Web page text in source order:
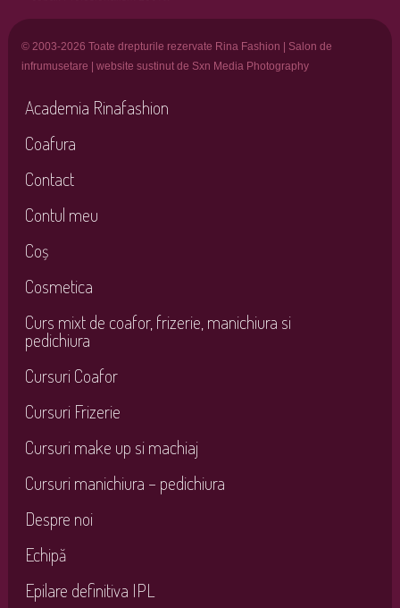
© 2003-2026 Toate drepturile rezervate Rina Fashion | Salon de
infrumusetare | website sustinut de Sxn Media Photography
Academia Rinafashion
Coafura
Contact
Contul meu
Coș
Cosmetica
Curs mixt de coafor, frizerie, manichiura si
pedichiura
Cursuri Coafor
Cursuri Frizerie
Cursuri make up si machiaj
Cursuri manichiura – pedichiura
Despre noi
Echipă
Epilare definitiva IPL